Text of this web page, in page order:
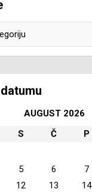
AUGUST 2026
S Č P
5 6 7
12 13 14